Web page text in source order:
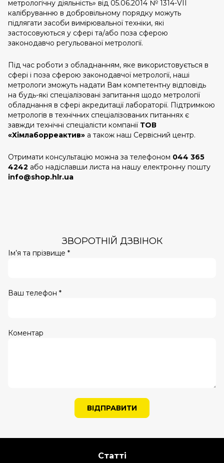
метрологічну діяльність» від 05.06.2014 № 1314-VII
калібруванню в добровільному порядку можуть
підлягати засоби вимірювальної техніки, які
застосовуються у сфері та/або поза сферою
законодавчо регульованої метрології.
Під час роботи з обладнанням, яке використовується в
сфері і поза сферою законодавчої метрології, наші
метрологи зможуть надати Вам компетентну відповідь
на будь-які спеціалізовані запитання щодо метрології
обладнання в сфері акредитації лабораторії. Підтримкою
метрологів в технічних спеціалізованих питаннях є
завжди технічні спеціалісти компанії ТОВ
«Хімлаборреактив» а також наш Сервісний центр.
Отримати консультацію можна за телефоном 044 365
4242 або надіславши листа на нашу електронну пошту
info@shop.hlr.ua
ЗВОРОТНІЙ ДЗВІНОК
Ім’я та прізвище *
Ваш телефон *
Коментар
ВІДПРАВИТИ
Статті